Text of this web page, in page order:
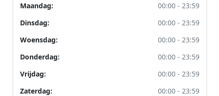
Maandag:
00:00 - 23:59
Dinsdag:
00:00 - 23:59
Woensdag:
00:00 - 23:59
Donderdag:
00:00 - 23:59
Vrijdag:
00:00 - 23:59
Zaterdag:
00:00 - 23:59